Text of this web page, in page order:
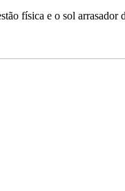
física e o sol